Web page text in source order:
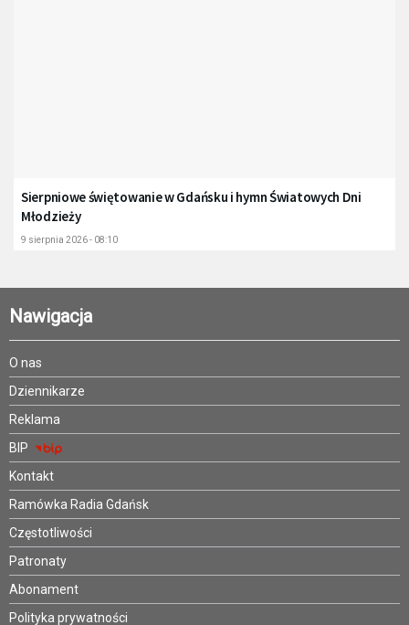
Sierpniowe świętowanie w Gdańsku i hymn Światowych Dni
Młodzieży
9 sierpnia 2026 - 08:10
Nawigacja
O nas
Dziennikarze
Reklama
BIP
Kontakt
Ramówka Radia Gdańsk
Częstotliwości
Patronaty
Abonament
Polityka prywatności